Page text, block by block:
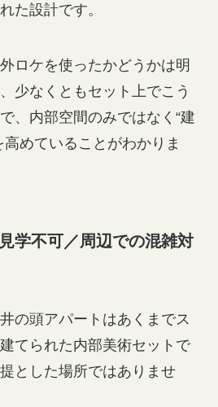
た設計です。
ロケを使ったかどうかは明
少なくともセット上でこう
、内部空間のみではなく“建
めていることがわかりま
学不可／周辺での混雑対
の頭アパートはあくまでス
てられた内部美術セットで
とした場所ではありませ